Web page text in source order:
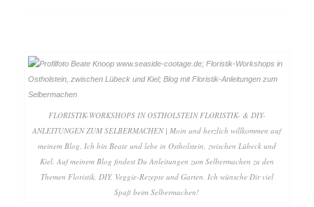
FLORISTIK-WORKSHOPS IN OSTHOLSTEIN FLORISTIK- & DIY-
ANLEITUNGEN ZUM SELBERMACHEN | Moin und herzlich willkommen auf
meinem Blog. Ich bin Beate und lebe in Ostholstein, zwischen Lübeck und
Kiel. Auf meinem Blog findest Du Anleitungen zum Selbermachen zu den
Themen Floristik, DIY, Veggie-Rezepte und Garten. Ich wünsche Dir viel
Spaß beim Selbermachen!